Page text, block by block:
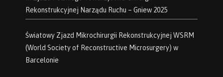
Rekonstrukcyjnej Narządu Ruchu – Gniew 2025
Światowy Zjazd Mikrochirurgii Rekonstrukcyjnej WSRM
(World Society of Reconstructive Microsurgery) w
Barcelonie